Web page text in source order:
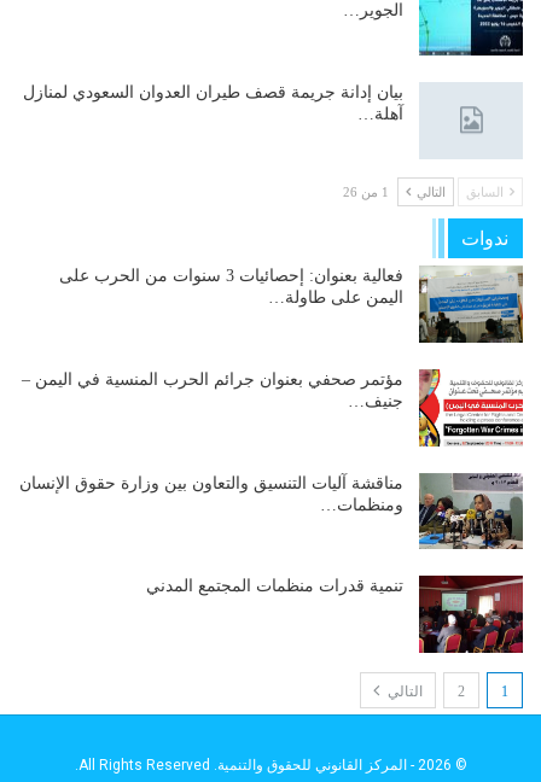
الجوير…
بيان إدانة جريمة قصف طيران العدوان السعودي لمنازل
آهلة…
السابق التالي 1 من 26
ندوات
فعالية بعنوان: إحصائيات 3 سنوات من الحرب على
اليمن على طاولة…
مؤتمر صحفي بعنوان جرائم الحرب المنسية في اليمن –
جنيف…
مناقشة آليات التنسيق والتعاون بين وزارة حقوق الإنسان
ومنظمات…
تنمية قدرات منظمات المجتمع المدني
1
2 التالي
© 2026 - المركز القانوني للحقوق والتنمية. All Rights Reserved.